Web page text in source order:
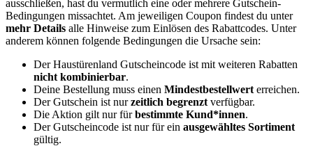
ausschließen, hast du vermutlich eine oder mehrere Gutschein-
Bedingungen missachtet. Am jeweiligen Coupon findest du unter
mehr Details alle Hinweise zum Einlösen des Rabattcodes. Unter
anderem können folgende Bedingungen die Ursache sein:
Der Haustürenland Gutscheincode ist mit weiteren Rabatten
nicht kombinierbar.
Deine Bestellung muss einen Mindestbestellwert erreichen.
Der Gutschein ist nurzeitlich begrenzt verfügbar.
Die Aktion gilt nur fürbestimmte Kund*innen.
Der Gutscheincode ist nur für ein ausgewähltes Sortiment
gültig.